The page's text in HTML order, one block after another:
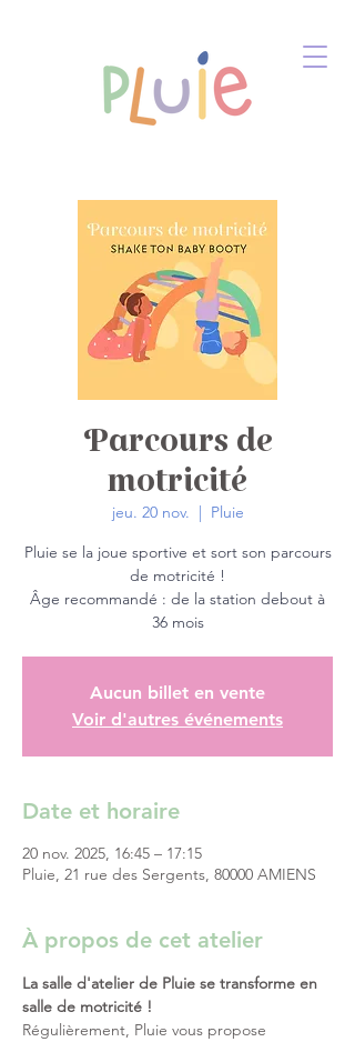
Parcours de
motricité
jeu. 20 nov.
  |
Pluie
Pluie se la joue sportive et sort son parcours
de motricité !
Âge recommandé : de la station debout à
36 mois
Aucun billet en vente
Voir d'autres événements
Date et horaire
20 nov. 2025, 16:45 – 17:15
Pluie, 21 rue des Sergents, 80000 AMIENS
À propos de cet atelier
La salle d'atelier de Pluie se transforme en
salle de motricité !
Régulièrement, Pluie vous propose